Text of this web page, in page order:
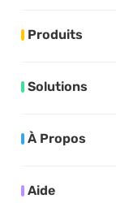
Produits
Solutions
À Propos
Aide